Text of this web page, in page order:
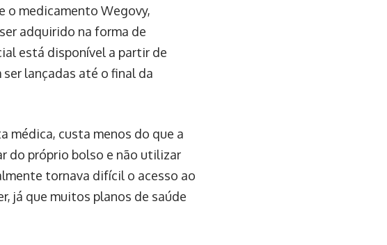
o medicamento Wegovy,
adquirido na forma de
está disponível a partir de
lançadas até o final da
médica, custa menos do que a
do próprio bolso e não utilizar
tornava difícil o acesso ao
já que muitos planos de saúde